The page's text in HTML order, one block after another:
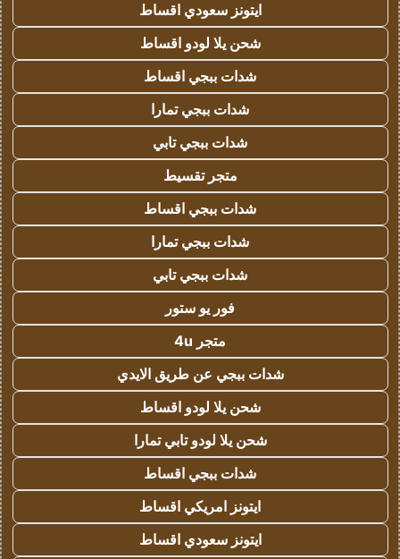
ايتونز سعودي اقساط
شحن يلا لودو اقساط
شدات ببجي اقساط
شدات ببجي تمارا
شدات ببجي تابي
متجر تقسيط
شدات ببجي اقساط
شدات ببجي تمارا
شدات ببجي تابي
فور يو ستور
متجر 4u
شدات ببجي عن طريق الايدي
شحن يلا لودو اقساط
شحن يلا لودو تابي تمارا
شدات ببجي اقساط
ايتونز امريكي اقساط
ايتونز سعودي اقساط